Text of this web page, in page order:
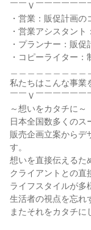
￣￣Ｖ￣￣￣￣￣￣
・営業：販促計画
・営業アシスタン
・プランナー：販
・コピーライター
私たちはこんな事業
￣￣Ｖ￣￣￣￣￣￣
～想いをカタチに～
日本全国数多くのス
販売企画立案からデ
す。
想いを直接伝えるた
クライアントとの直
ライフスタイルが多
生活者の視点を忘れ
またそれをカタチに